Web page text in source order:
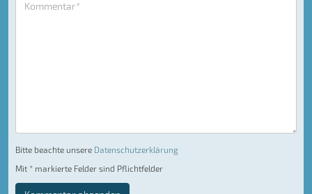
Bitte beachte unsere Datenschutzerklärung
Mit * markierte Felder sind Pflichtfelder